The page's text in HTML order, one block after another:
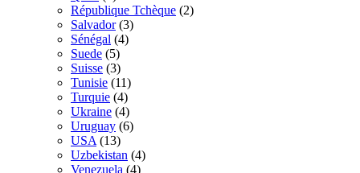
République Tchèque (2)
Salvador (3)
Sénégal (4)
Suede (5)
Suisse (3)
Tunisie (11)
Turquie (4)
Ukraine (4)
Uruguay (6)
USA (13)
Uzbekistan (4)
Venezuela (4)